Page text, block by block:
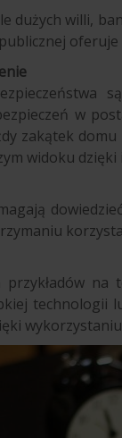
dużych willi,
w
zakątek
widoku
przykładów
technologii